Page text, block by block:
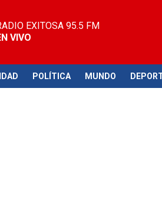
EXITOSA 95.5 FM
VIVO
POLÍTICA MUNDO